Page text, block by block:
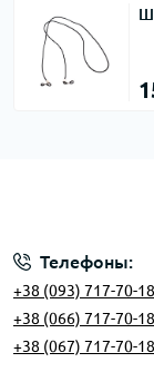
Телефоны:
+38 (093) 717-70-18
+38 (066) 717-70-18
+38 (067) 717-70-18